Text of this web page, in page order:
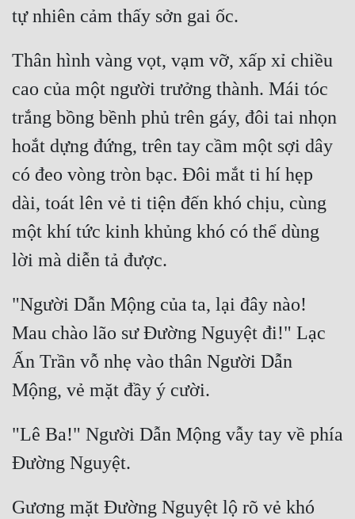
Đô Thị
Đông Phương Huyền Huyễn
Đồng Nhân
Cẩu Đạo Trường Sinh
Ngự Thú
Truyện Nam
Truyện Nữ
Xây Dựng Thế Lực
Đam Mỹ
Đẹp
Tính Cách Nhân Vật :
Thân hình vàng vọt, vạm vỡ, xấp xỉ chiều
cao của một người trưởng thành. Mái tóc
trắng bồng bềnh phủ trên gáy, đôi tai nhọn
hoắt dựng đứng, trên tay cầm một sợi dây
có đeo vòng tròn bạc. Đôi mắt ti hí hẹp
dài, toát lên vẻ ti tiện đến khó chịu, cùng
một khí tức kinh khủng khó có thể dùng
"Người Dẫn Mộng của ta, lại đây nào!
Mau chào lão sư Đường Nguyệt đi!" Lạc
Ấn Trần vỗ nhẹ vào thân Người Dẫn
"Lê Ba!" Người Dẫn Mộng vẫy tay về phía
Gương mặt Đường Nguyệt lộ rõ vẻ khó